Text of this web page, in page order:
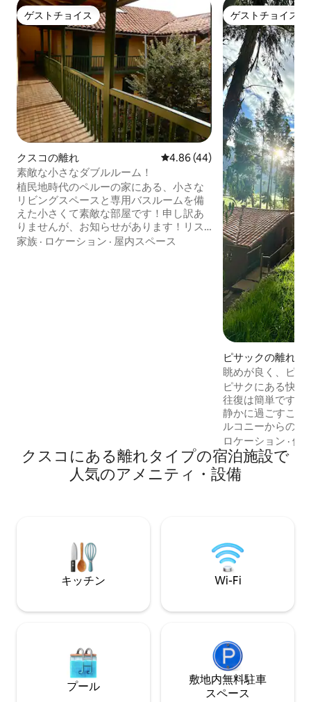
ゲストチョイス
ゲストチョイス
クスコの離れ レビュー44件、5つ星中4.86つ
4.86 (44)
素敵な小さなダブルルーム！
植民地時代のペルーの家にある、小さな
リビングスペースと専用バスルームを備
えた小さくて素敵な部屋です！申し訳あ
りませんが、お知らせがあります！リス
ティングに登録されている住所を変更し
家族 · ロケーション · 屋内スペース
ゲストチョイス
ゲストチョイス
ピサックの離れ
眺めが良く、ピサ
の快適なログハウ
ピサクにある快適
往復は簡単ですが
静かに過ごすこと
ルコニーからの景
クスできます。
ツイン）で、追加
または2台追加できます。 キ
サク、アルマス広
で1時間45分です
ロケーション ·価
クスコにある離れタイプの宿泊施設で
人気のアメニティ・設備
キッチン Wi-Fi
プール
敷地内無料駐⁠車
ス⁠ペ⁠ー⁠ス